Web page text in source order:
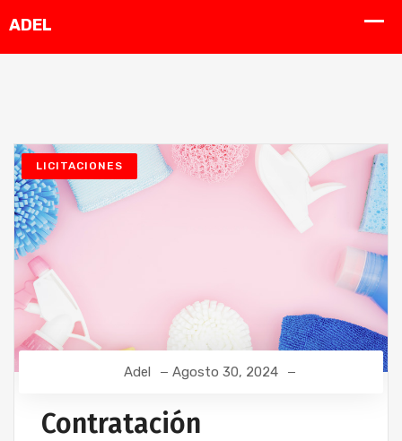
LICITACIONES
Adel Agosto 30, 2024
Contratación